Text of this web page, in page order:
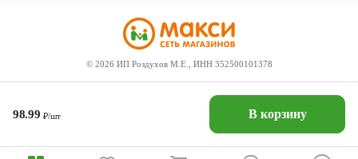
98.99₽/шт В корзину
© 2026 ИП Роздухов М.Е., ИНН 352500101378